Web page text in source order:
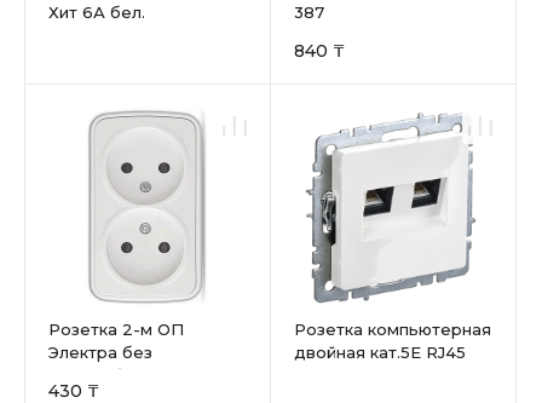
Хит 6А бел.
387
840 ₸
Розетка 2-м ОП
Электра без
заземл.бел.СОЮЗ
430 ₸
Розетка компьютерная
двойная кат.5E RJ45